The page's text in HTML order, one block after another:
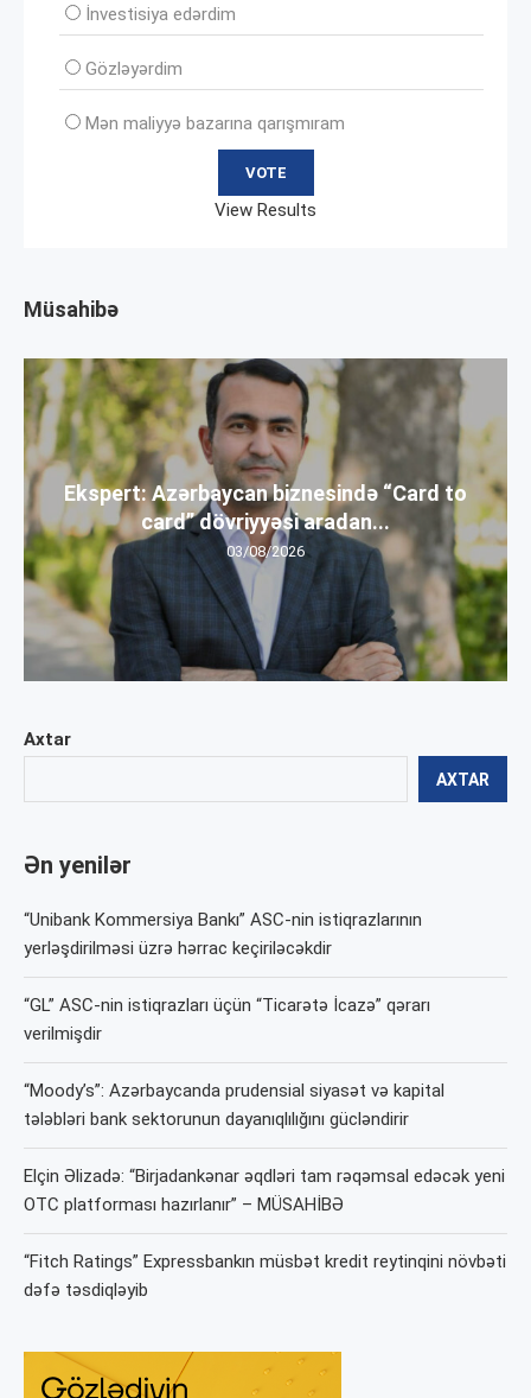
Axtar
AXTAR
Ən yenilər
“Unibank Kommersiya Bankı” ASC-nin istiqrazlarının
yerləşdirilməsi üzrə hərrac keçiriləcəkdir
“GL” ASC-nin istiqrazları üçün “Ticarətə İcazə” qərarı
verilmişdir
“Moody’s”: Azərbaycanda prudensial siyasət və kapital
tələbləri bank sektorunun dayanıqlılığını gücləndirir
Elçin Əlizadə: “Birjadankənar əqdləri tam rəqəmsal edəcək yeni
OTC platforması hazırlanır” – MÜSAHİBƏ
“Fitch Ratings” Expressbankın müsbət kredit reytinqini növbəti
dəfə təsdiqləyib
İnvеstisiya edərdim
Gözləyərdim
Mən maliyyə bazarına qarışmıram
View Results
Müsahibə
Ekspert: Azərbaycan biznesində “Card to
card” dövriyyəsi aradan...
03/08/2026